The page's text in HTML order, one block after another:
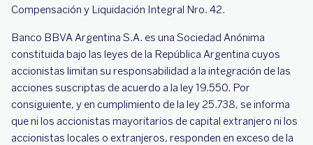
Compensación y Liquidación Integral Nro. 42.
Banco BBVA Argentina S.A. es una Sociedad Anónima
constituida bajo las leyes de la República Argentina cuyos
accionistas limitan su responsabilidad a la integración de las
acciones suscriptas de acuerdo a la ley 19.550. Por
consiguiente, y en cumplimiento de la ley 25.738, se informa
que ni los accionistas mayoritarios de capital extranjero ni los
accionistas locales o extranjeros, responden en exceso de la